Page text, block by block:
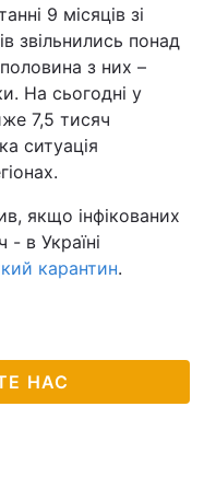
9 місяців зі
звільнились понад
з них –
На сьогодні у
7,5 тисяч
ситуація
якщо інфікованих
в Україні
карантин.
НАС